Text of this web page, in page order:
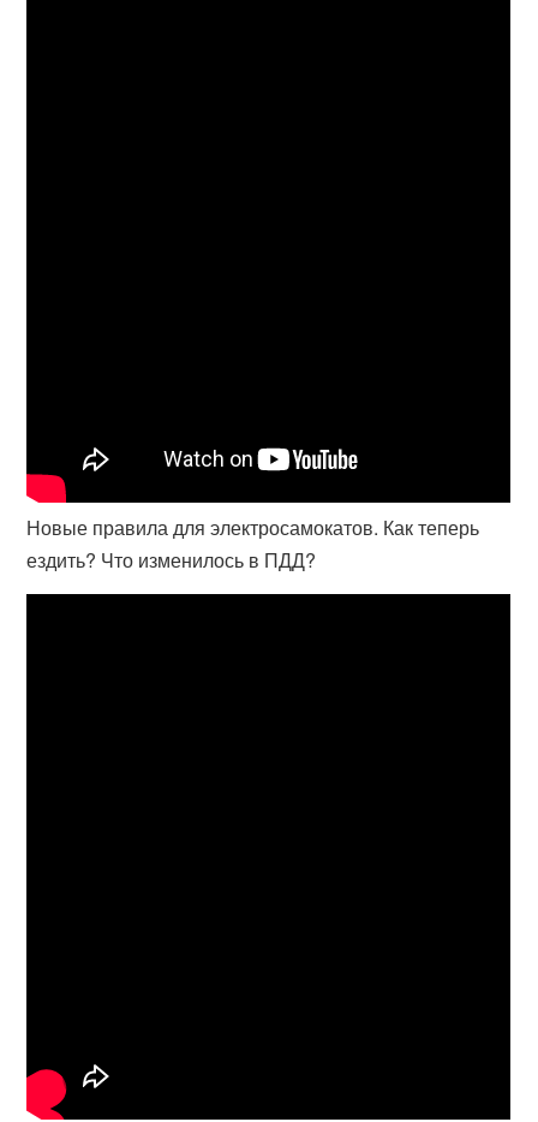
Новые правила для электросамокатов. Как теперь
ездить? Что изменилось в ПДД?